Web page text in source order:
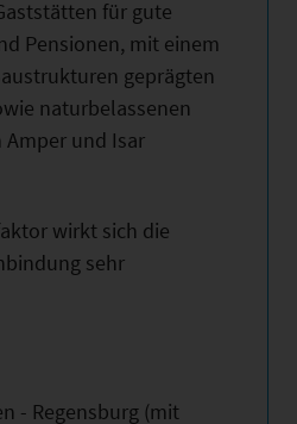
für gute
Pensionen, mit einem
geprägten
naturbelassenen
Amper und Isar
wirkt sich die
sehr
- Regensburg (mit